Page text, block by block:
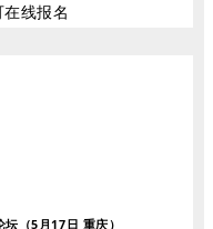
线报名
（5月17日 重庆）